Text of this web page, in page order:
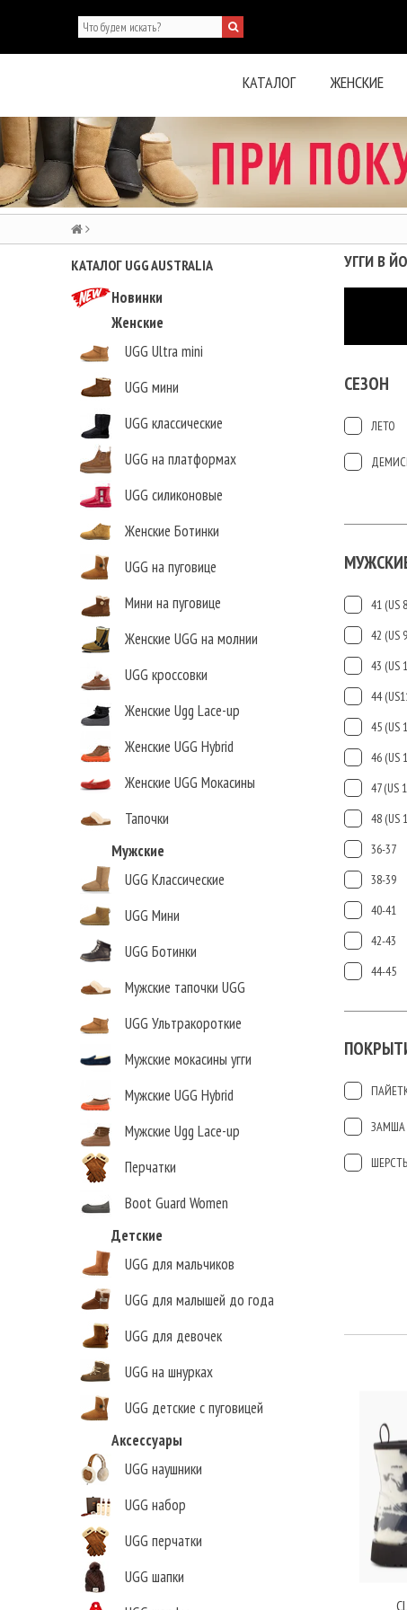
КАТАЛОГ ЖЕНСКИЕ
КАТАЛОГ UGG AUSTRALIA
Новинки
Женские
UGG Ultra mini
UGG мини
UGG классические
UGG на платформах
UGG силиконовые
Женские Ботинки
UGG на пуговице
Мини на пуговице
Женские UGG на молнии
UGG кроссовки
Женские Ugg Lace-up
Женские UGG Hybrid
Женские UGG Мокасины
Тапочки
Мужские
UGG Классические
UGG Мини
UGG Ботинки
Мужские тапочки UGG
UGG Ультракороткие
Мужские мокасины угги
Мужские UGG Hybrid
Мужские Ugg Lace-up
Перчатки
Boot Guard Women
Детские
UGG для мальчиков
UGG для малышей до года
UGG для девочек
UGG на шнурках
UGG детские с пуговицей
Аксессуары
UGG наушники
UGG набор
UGG перчатки
UGG шапки
УГГИ В
СЕЗОН
ЛЕТО
41 (US
42 (US
43 (US
44
45 (US
46 (US
47 (US
48 (US
36-37
38-39
40-41
42-43
44-45
ЗАМША
ШЕРСТЬ